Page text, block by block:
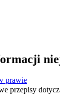
prawie
przepisy